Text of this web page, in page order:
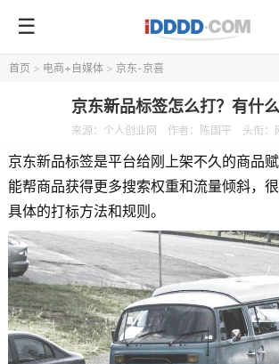
首页 > 电商+自媒体 > 京东-京喜
京东新品标签怎么打？有什么
来源： 个人创业网 作者：陈国平 头衔：
京东新品标签是平台给刚上架不久的商品赋
能帮商品获得更多搜索权重和流量倾斜，
具体的打标方法和规则。